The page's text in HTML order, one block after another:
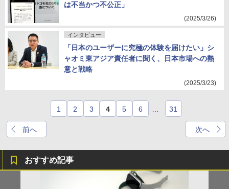
は不当かつ不公正」
(2025/3/26)
インタビュー
「日本のユーザーに究極の体験を届けたい」シ
ャオミ東アジア責任者に聞く、日本市場への熱
意と戦略
(2025/3/23)
前へ
1 2 3 4 5 6 31
次へ
おすすめ記事